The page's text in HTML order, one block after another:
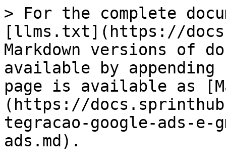
> For the complete
[llms.txt](https://
Markdown versions of
available by
page is available as
(https://
tegracao-google-ads-e-
ads.md).